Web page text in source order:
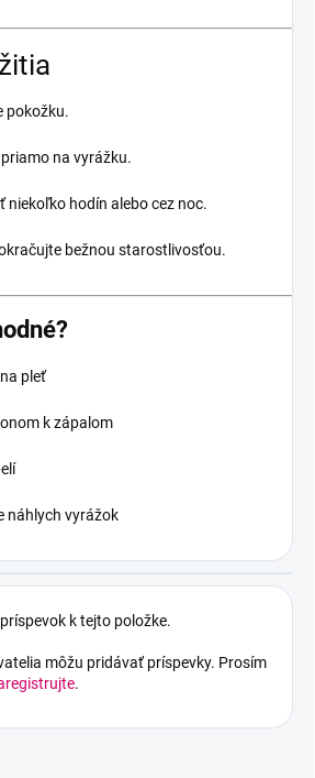
pokožku.
na vyrážku.
niekoľko hodín alebo cez noc.
bežnou starostlivosťou.
pleť
k zápalom
náhlych vyrážok
k tejto položke.
môžu pridávať príspevky. Prosím
.